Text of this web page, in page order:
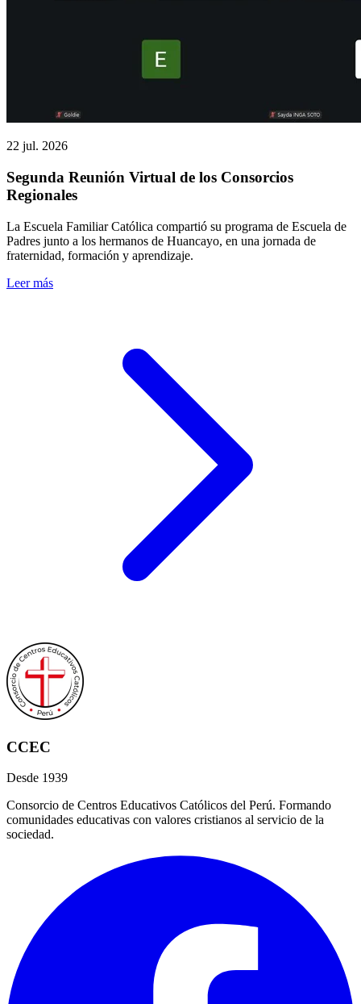
22 jul. 2026
Segunda Reunión Virtual de los Consorcios
Regionales
La Escuela Familiar Católica compartió su programa de Escuela de
Padres junto a los hermanos de Huancayo, en una jornada de
fraternidad, formación y aprendizaje.
Leer más
CCEC
Desde 1939
Consorcio de Centros Educativos Católicos del Perú. Formando
comunidades educativas con valores cristianos al servicio de la
sociedad.